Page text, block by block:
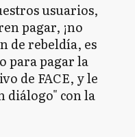
usuarios,
pagar, ¡no
de rebeldía, es
para pagar la
de FACE, y le
diálogo" con la